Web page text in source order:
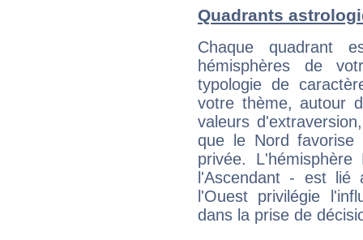
Quadrants
Chaque quadrant
hémisphères de
typologie de
votre thème, autour
valeurs
que le Nord favorise
privée.
l'Ascendant - est
l'Ouest privilégie
dans la prise de